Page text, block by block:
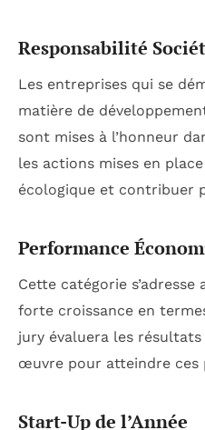
Responsabilité
Les entreprises qui se
matière de
sont mises à l’honneur
les actions mises en
écologique et contribuer
Performance
Cette catégorie
forte croissance en
jury évaluera les
œuvre pour atteindre ces
Start-Up de l’Année